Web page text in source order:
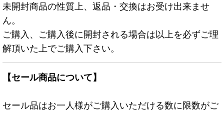
未開封商品の性質上、返品・交換はお受け出来ませ
ん。
ご購入、ご購入後に開封される場合は以上を必ずご理
解頂いた上でご購入下さい。
【セール商品について】
セール品はお一人様がご購入いただける数に限数がご